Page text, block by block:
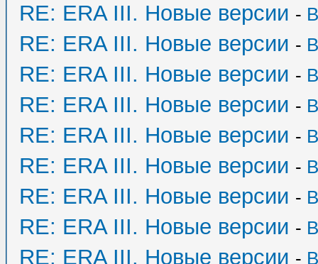
RE: ERA III. Новые версии -
RE: ERA III. Новые версии -
RE: ERA III. Новые версии -
RE: ERA III. Новые версии -
RE: ERA III. Новые версии -
RE: ERA III. Новые версии -
RE: ERA III. Новые версии -
RE: ERA III. Новые версии -
RE: ERA III. Новые версии -